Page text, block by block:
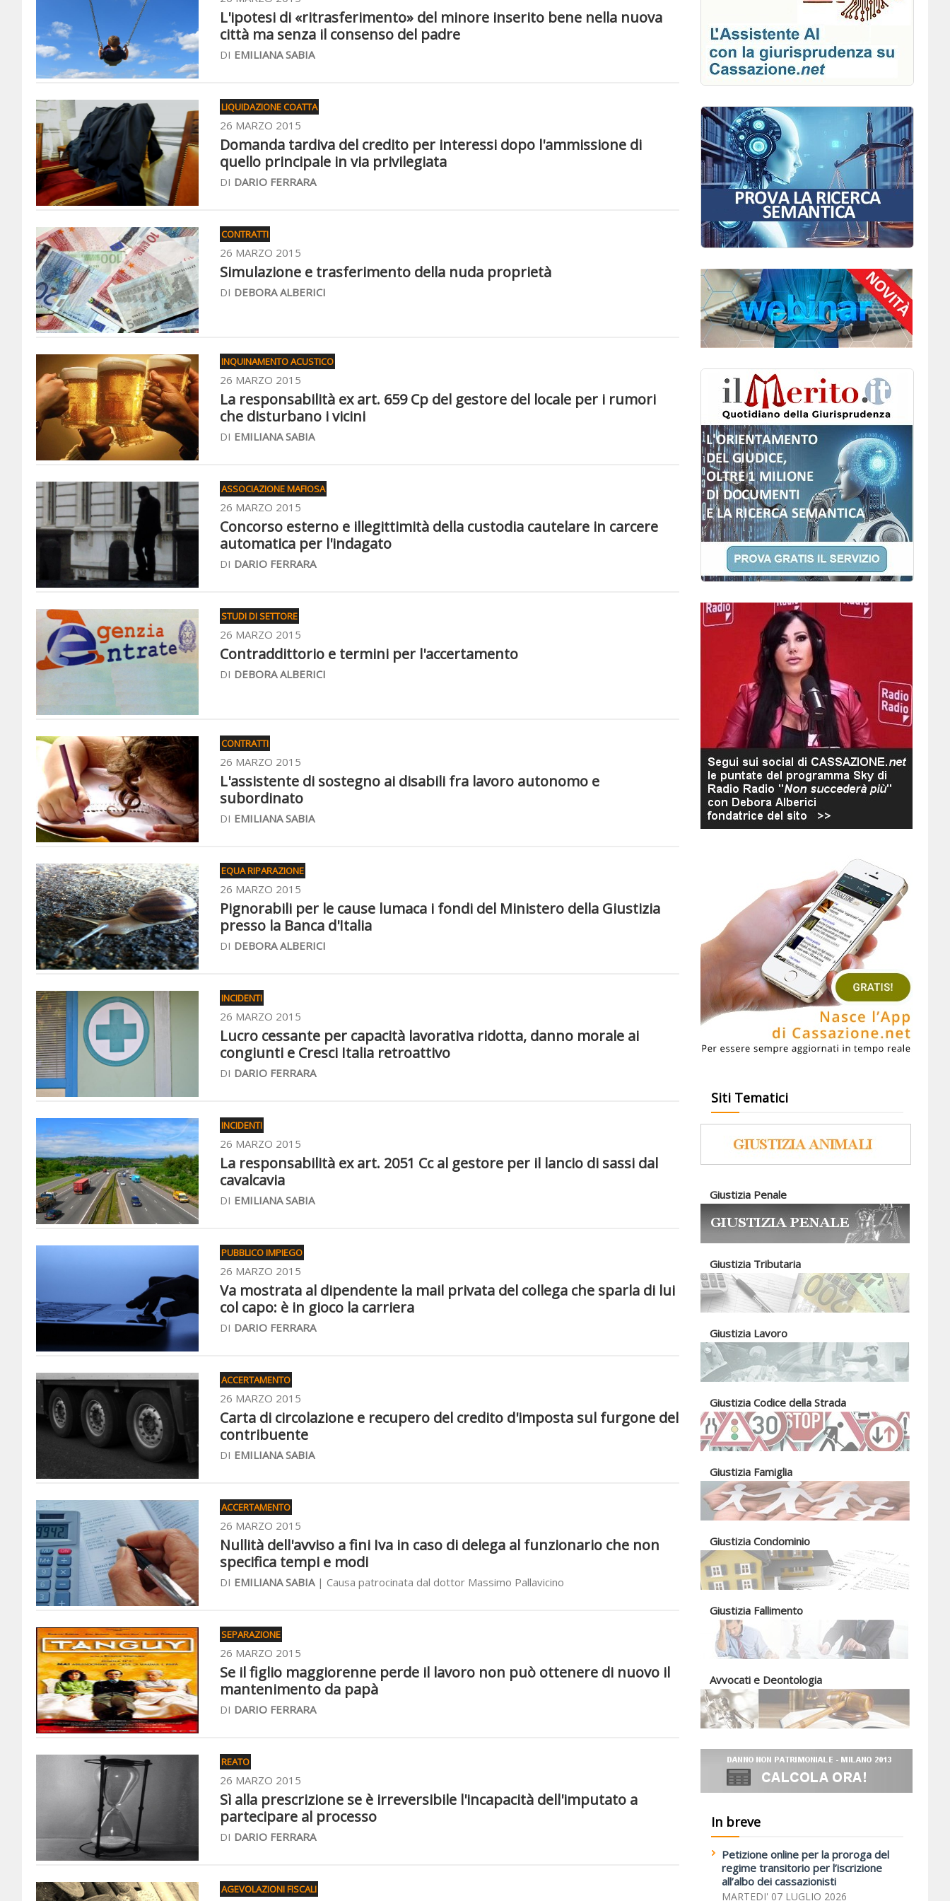
L'ipotesi di «ritrasferimento» del minore inserito bene nella nuova
città ma senza il consenso del padre
DI EMILIANA SABIA
LIQUIDAZIONE COATTA
26 MARZO 2015
Domanda tardiva del credito per interessi dopo l'ammissione di
quello principale in via privilegiata
DI DARIO FERRARA
CONTRATTI
26 MARZO 2015
Simulazione e trasferimento della nuda proprietà
DI DEBORA ALBERICI
INQUINAMENTO ACUSTICO
26 MARZO 2015
La responsabilità ex art. 659 Cp del gestore del locale per i rumori
che disturbano i vicini
DI EMILIANA SABIA
ASSOCIAZIONE MAFIOSA
26 MARZO 2015
Concorso esterno e illegittimità della custodia cautelare in carcere
automatica per l'indagato
DI DARIO FERRARA
STUDI DI SETTORE
26 MARZO 2015
Contraddittorio e termini per l'accertamento
DI DEBORA ALBERICI
CONTRATTI
26 MARZO 2015
L'assistente di sostegno ai disabili fra lavoro autonomo e
subordinato
DI EMILIANA SABIA
EQUA RIPARAZIONE
26 MARZO 2015
Pignorabili per le cause lumaca i fondi del Ministero della Giustizia
presso la Banca d'Italia
DI DEBORA ALBERICI
INCIDENTI
26 MARZO 2015
Lucro cessante per capacità lavorativa ridotta, danno morale ai
congiunti e Cresci Italia retroattivo
DI DARIO FERRARA
INCIDENTI
26 MARZO 2015
La responsabilità ex art. 2051 Cc al gestore per il lancio di sassi dal
cavalcavia
DI EMILIANA SABIA
PUBBLICO IMPIEGO
26 MARZO 2015
Va mostrata al dipendente la mail privata del collega che sparla di lui
col capo: è in gioco la carriera
DI DARIO FERRARA
ACCERTAMENTO
26 MARZO 2015
Carta di circolazione e recupero del credito d'imposta sul furgone del
contribuente
DI EMILIANA SABIA
ACCERTAMENTO
26 MARZO 2015
Nullità dell'avviso a fini Iva in caso di delega al funzionario che non
specifica tempi e modi
DI EMILIANA SABIA| Causa patrocinata dal dottor Massimo Pallavicino
SEPARAZIONE
26 MARZO 2015
Se il figlio maggiorenne perde il lavoro non può ottenere di nuovo il
mantenimento da papà
DI DARIO FERRARA
REATO
26 MARZO 2015
Sì alla prescrizione se è irreversibile l'incapacità dell'imputato a
partecipare al processo
DI DARIO FERRARA
AGEVOLAZIONI FISCALI
Siti Tematici
Giustizia Penale
Giustizia Tributaria
Giustizia Lavoro
Giustizia Codice della Strada
Giustizia Famiglia
Giustizia Condominio
Giustizia Fallimento
Avvocati e Deontologia
In breve
Petizione online per la proroga del
regime transitorio per l’iscrizione
all’albo dei cassazionisti
MARTEDI' 07 LUGLIO 2026